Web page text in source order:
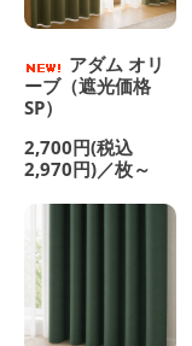
アダム オリ
ーブ（遮光価格
SP）
2,700円(税込
2,970円)／枚～